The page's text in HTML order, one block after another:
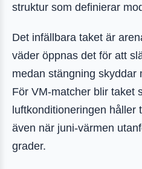
struktur som definierar
Det infällbara taket är
väder öppnas det för att
medan stängning skyddar
För VM-matcher blir taket
luftkonditioneringen håller
även när juni-värmen
grader.